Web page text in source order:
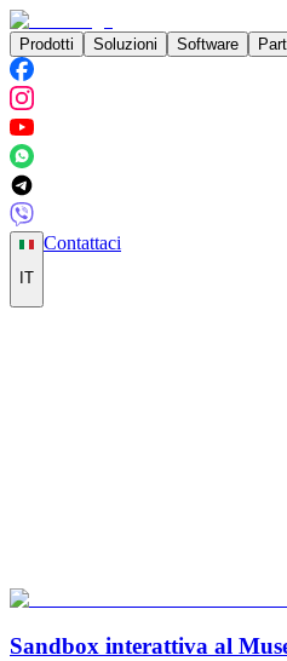
Prodotti Soluzioni Software
IT
Contattaci
Sandbox interattiva al